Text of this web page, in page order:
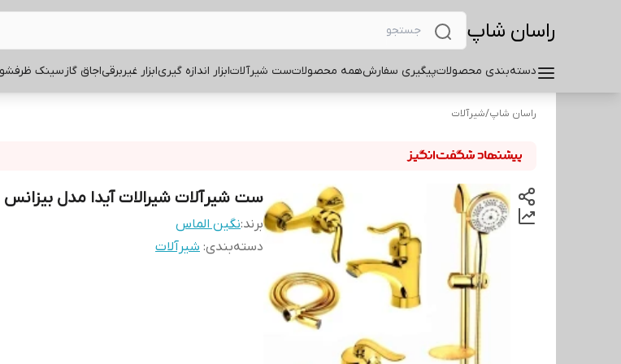
راسان شاپ
دسته‌بندی محصولاتپیگیری سفارشهمه محصولاتست شیرآلاتابزار اندازه گیریابزار غیربرقیاجاق گازسینک
راسان شاپ/شیرآلات
ست شیرآلات شیرالات آیدا مدل بیزانس
برند:نگین الماس
دسته‌بندی: شیرآلات